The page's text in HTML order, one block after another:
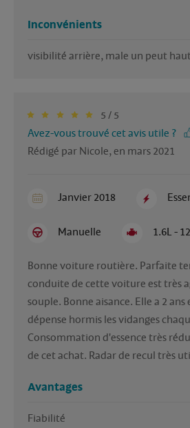
Inconvénients
visibilité arrière, male un peut
5 / 5
Avez-vous trouvé cet avis utile ?
Rédigé par Nicole, en mars 2021
Janvier 2018
Manuelle 1.6L -
Bonne voiture routière. Parfaite
conduite de cette voiture est très
souple. Bonne aisance. Elle a 2
dépense hormis les vidanges
Consommation d'essence très
de cet achat. Radar de recul très
Avantages
Fiabilité